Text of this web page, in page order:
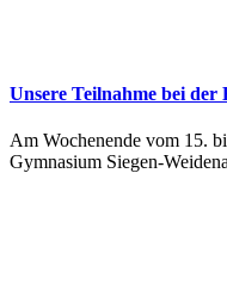
Unsere Teilnahme bei
Am Wochenende vom 15.
Gymnasium Siegen-